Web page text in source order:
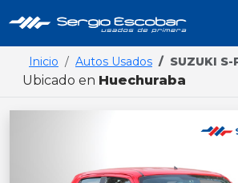
Inicio Autos Usados SUZUKI S-
Ubicado en Huechuraba